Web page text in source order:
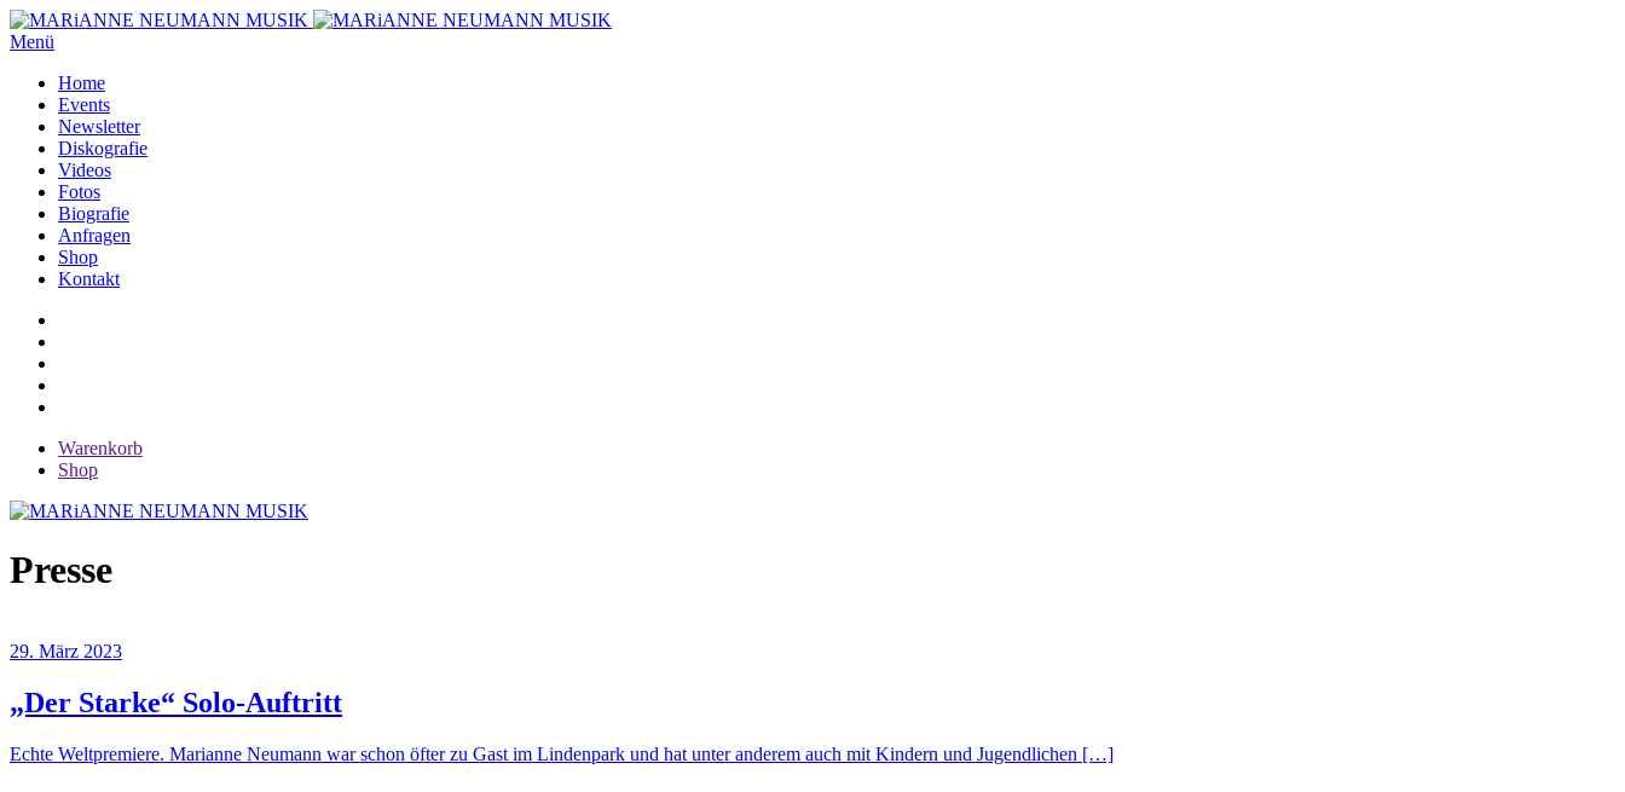
Menü
Home
Events
Newsletter
Diskografie
Videos
Fotos
Biografie
Anfragen
Shop
Kontakt
Warenkorb
Shop
Presse
29. März 2023
„Der Starke“ Solo-Auftritt
Echte Weltpremiere. Marianne Neumann war schon öfter zu Gast im Lindenpark und hat unter anderem auch mit Kindern und Jugendlichen […]